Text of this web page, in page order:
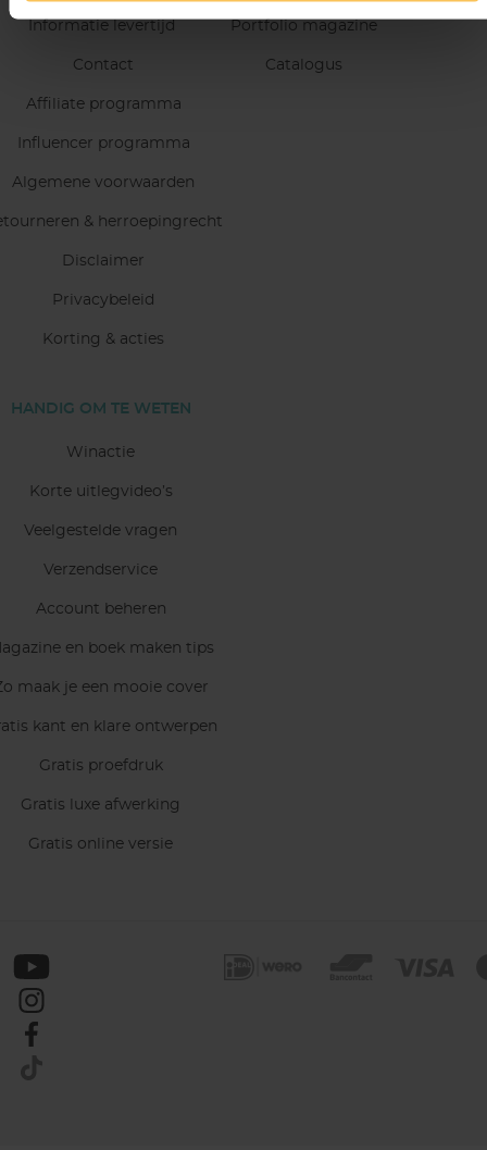
Informatie levertijd
Contact
Affiliate programma
Influencer programma
Algemene voorwaarden
& herroepingrecht
Disclaimer
Privacybeleid
Korting & acties
Portfolio magazine
Catalogus
HANDIG OM TE WETEN
Winactie
Korte uitlegvideo’s
Veelgestelde vragen
Verzendservice
Account beheren
en boek maken tips
maak je een mooie cover
kant en klare ontwerpen
Gratis proefdruk
Gratis luxe afwerking
Gratis online versie